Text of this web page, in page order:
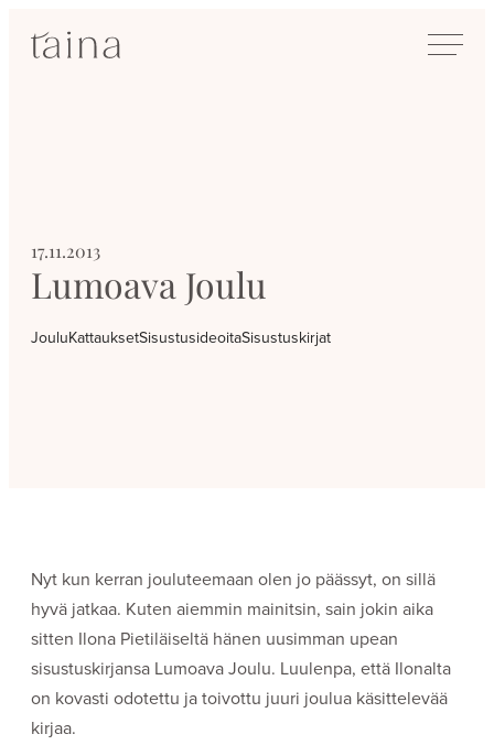
suoraan
SisustusTaina
17.11.2013
Lumoava Joulu
JouluKattauksetSisustusideoitaSisustuskirjat
Nyt kun kerran jouluteemaan olen jo päässyt, on sillä
hyvä jatkaa. Kuten aiemmin mainitsin, sain jokin aika
sitten Ilona Pietiläiseltä hänen uusimman upean
sisustuskirjansa Lumoava Joulu. Luulenpa, että Ilonalta
on kovasti odotettu ja toivottu juuri joulua käsittelevää
kirjaa.